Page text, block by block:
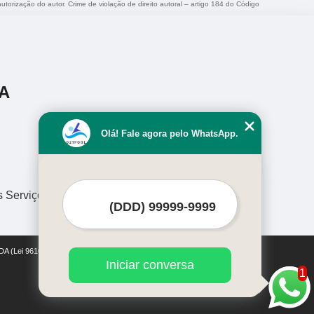
do autor. Crime de violação de direito autoral – artigo 184 do Código
Serviços
(Lei 9610 de 19/02/1998)
1
Olá! Fale agora pelo WhatsApp.
Iniciar conversa